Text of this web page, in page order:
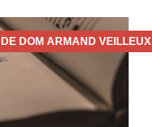
DE DOM ARMAND VEILLEUX